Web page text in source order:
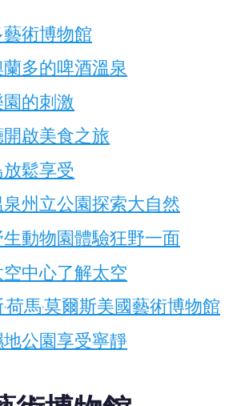
術博物館
多的啤酒溫泉
的刺激
啟美食之旅
鬆享受
州立公園探索大自然
動物園體驗狂野一面
中心了解太空
荷馬·莫爾斯美國藝術博物館
公園享受寧靜